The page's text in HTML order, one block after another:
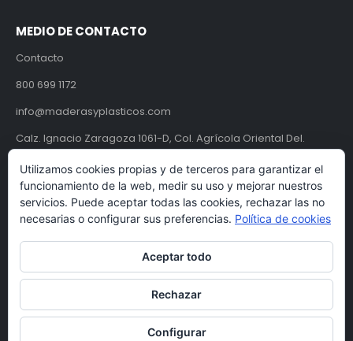
MEDIO DE CONTACTO
Contacto
800 699 1172
info@maderasyplasticos.com
Calz. Ignacio Zaragoza 1061-D, Col. Agrícola Oriental Del.
Aviso de Privacidad
Utilizamos cookies propias y de terceros para garantizar el
funcionamiento de la web, medir su uso y mejorar nuestros
servicios. Puede aceptar todas las cookies, rechazar las no
necesarias o configurar sus preferencias. Política de cookies
Aceptar todo
Rechazar
Configurar